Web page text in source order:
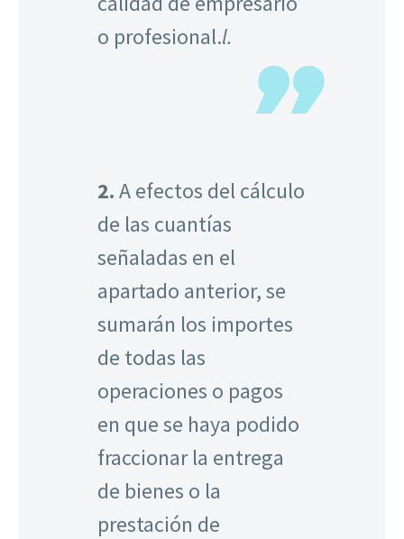
o profesional.l.
2.A efectos del cálculo
de las cuantías
señaladas en el
apartado anterior, se
sumarán los importes
de todas las
operaciones o pagos
en que se haya podido
fraccionar la entrega
de bienes o la
prestación de